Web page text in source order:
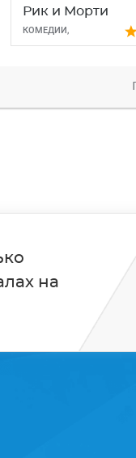
Рик и Морти
КОМЕДИИ,
МУЛЬТСЕРИАЛЫ,
на